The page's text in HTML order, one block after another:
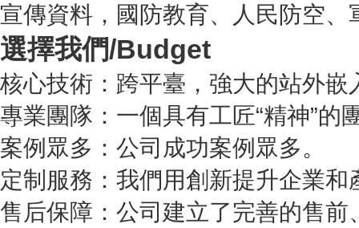
宣傳資料，國防教育、人民防空
選擇我們/Budget
核心技術：跨平臺，強大的站外嵌
專業團隊：一個具有工匠“精神”的
案例眾多：公司成功案例眾多。
定制服務：我們用創新提升企業和
售后保障：公司建立了完善的售前